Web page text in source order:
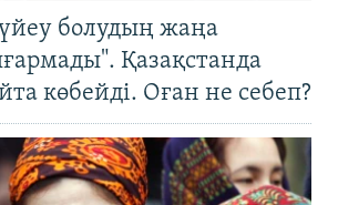
болудың жаңа
Қазақстанда
көбейді. Оған не себеп?